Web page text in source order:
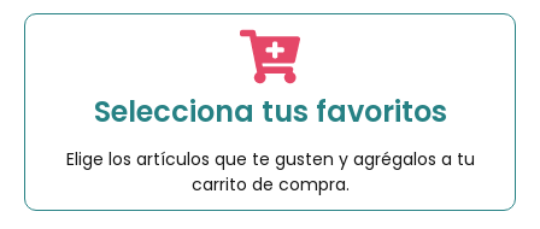
Selecciona tus favoritos
Elige los artículos que te gusten y agrégalos a tu
carrito de compra.